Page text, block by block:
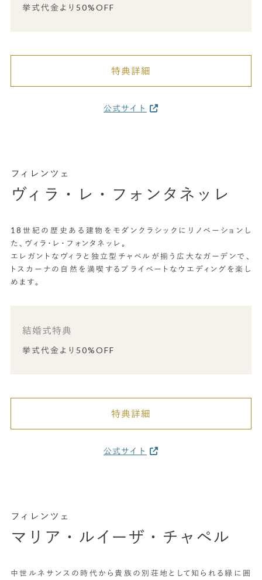
挙式代金より50%OFF
特典詳細
公式サイト
フィレンツェ
ヴィラ・レ・フォンタネッレ
18世紀の歴史ある建物をモダンクラシックにリノベーションし
た、ヴィラ・レ・フォンタネッレ。
エレガントなヴィラと独立型チャペルが揃う広大なガーデンで、
トスカーナの自然を満喫するプライベートなウエディングを楽し
めます。
結婚式特典
挙式代金より50%OFF
特典詳細
公式サイト
フィレンツェ
マリア・ルイーザ・チャペル
中世ルネサンスの時代から貴族の別荘地として知られる緑に囲